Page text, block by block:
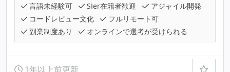
言語未経験可 SIer在籍者歓迎
アジャイル開発
コードレビュー文化
フルリモート可
副業制度あり
オンラインで選考が受けられる
1年以上前更新